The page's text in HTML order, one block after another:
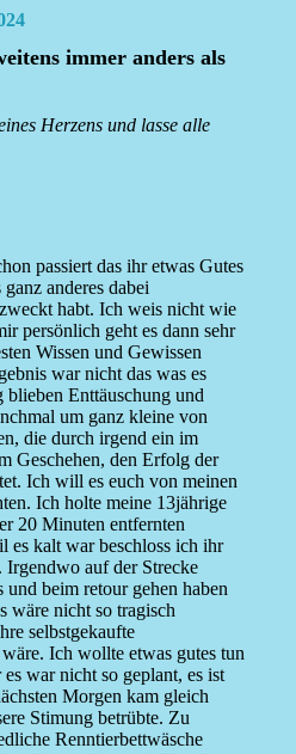
immer anders als
Herzens und lasse alle
passiert das ihr etwas Gutes
anderes dabei
habt. Ich weis nicht wie
persönlich geht es dann sehr
Wissen und Gewissen
war nicht das was es
Enttäuschung und
um ganz kleine von
die durch irgend ein im
Geschehen, den Erfolg der
Ich will es euch von meinen
Ich holte meine 13jährige
20 Minuten entfernten
es kalt war beschloss ich ihr
auf der Strecke
beim retour gehen haben
wäre nicht so tragisch
selbstgekaufte
Ich wollte etwas gutes tun
war nicht so geplant, es ist
Morgen kam gleich
Stimung betrübte. Zu
Renntierbettwäsche